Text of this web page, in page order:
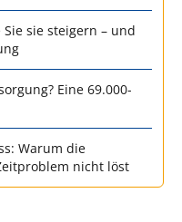
sie steigern – und
Eine 69.000-
Warum die
nicht löst